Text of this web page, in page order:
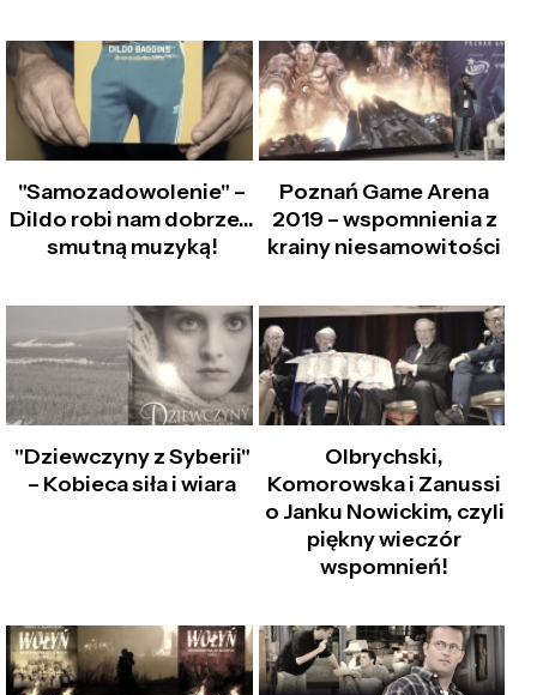
"Samozadowolenie" –
Dildo robi nam dobrze…
smutną muzyką!
Poznań Game Arena
2019 – wspomnienia z
krainy niesamowitości
"Dziewczyny z Syberii"
– Kobieca siła i wiara
Olbrychski,
Komorowska i Zanussi
o Janku Nowickim, czyli
piękny wieczór
wspomnień!